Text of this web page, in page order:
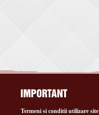
Termeni si conditii utilizare site